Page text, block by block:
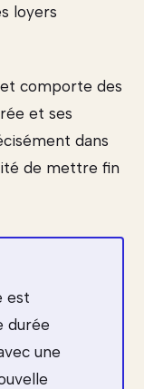
loyers
comporte des
et ses
dans
de mettre fin
est
durée
une